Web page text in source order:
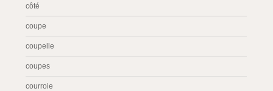
côté
coupe
coupelle
coupes
courroie